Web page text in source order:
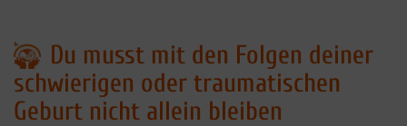
Du musst mit den Folgen deiner
schwierigen oder traumatischen
Geburt nicht allein bleiben